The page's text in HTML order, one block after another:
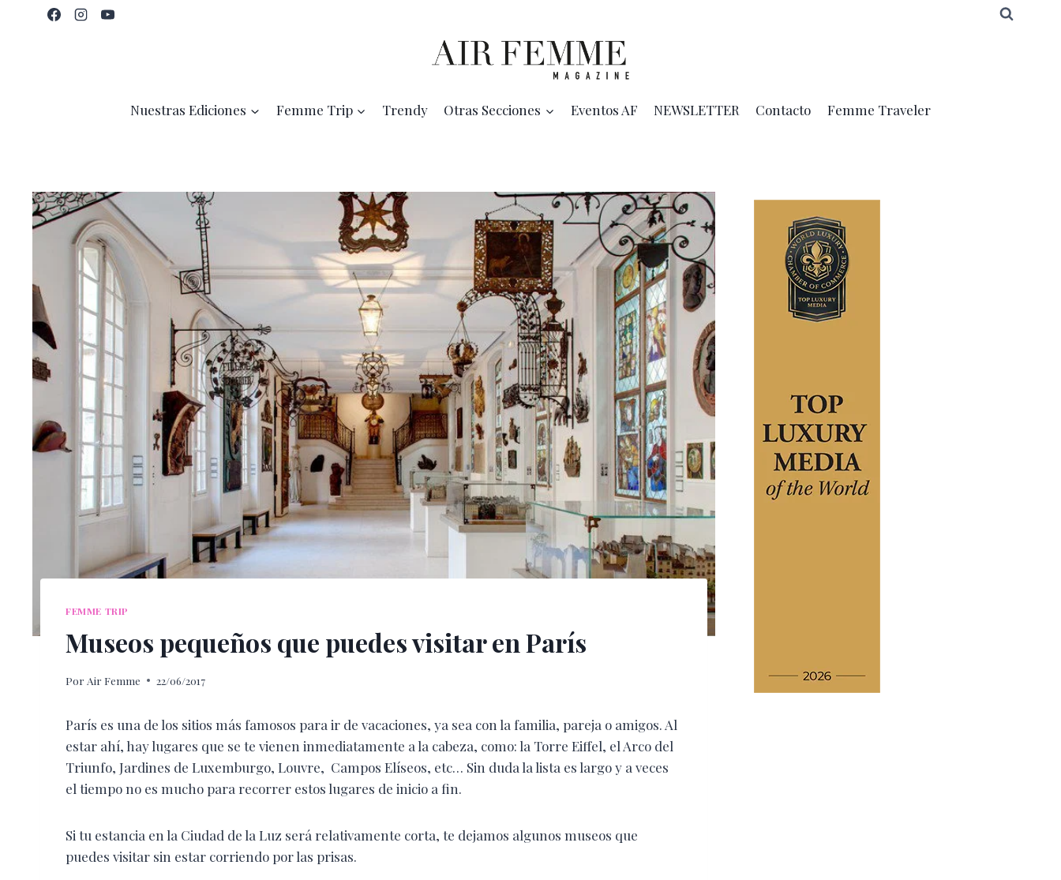
Nuestras Ediciones Femme Trip Trendy Otras Secciones Eventos AF NEWSLETTER Contacto Femme Traveler
FEMME TRIP
Museos pequeños que puedes visitar en París
Por Air Femme 22/06/2017
París es una de los sitios más famosos para ir de vacaciones, ya sea con la familia, pareja o amigos. Al
estar ahí, hay lugares que se te vienen inmediatamente a la cabeza, como: la Torre Eiffel, el Arco del
Triunfo, Jardines de Luxemburgo, Louvre, Campos Elíseos, etc… Sin duda la lista es largo y a veces
el tiempo no es mucho para recorrer estos lugares de inicio a fin.
Si tu estancia en la Ciudad de la Luz será relativamente corta, te dejamos algunos museos que
puedes visitar sin estar corriendo por las prisas.